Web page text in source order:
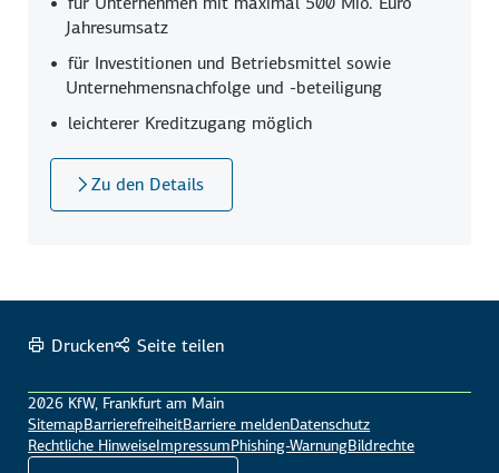
Jahresumsatz
für Investitionen und Betriebs­mittel sowie
Unternehmens­nachfolge und -beteiligung
leichterer Kreditzugang möglich
Zu den Details
Drucken Seite teilen
2026 KfW, Frankfurt am Main
SitemapBarrierefreiheitBarriere meldenDatenschutz
Rechtliche HinweiseImpressumPhishing-WarnungBildrechte